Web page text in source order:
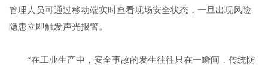
管理人员可通过移动端实时查看现场安全状态，一旦出现风险
隐患立即触发声光报警。
“在工业生产中，安全事故的发生往往只在一瞬间，传统防